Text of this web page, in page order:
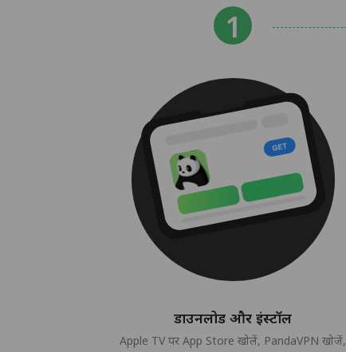
डाउनलोड और इंस्टॉल
Apple TV पर App Store खोलें, PandaVPN खोजें,